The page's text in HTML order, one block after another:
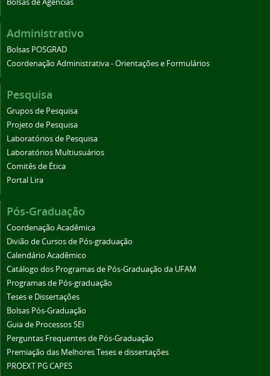
Bolsas de Agências
Administrativo
Bolsas POSGRAD
Coordenação Administrativa - Orientações e Formulários
Pesquisa
Grupos de Pesquisa
Projeto de Pesquisa
Laboratórios de Pesquisa
Laboratórios Multiusuários
Comitês de Ética
Portal Lira
Pós-Graduação
Coordenação Acadêmica
Divião de Cursos de Pós-graduação
Calendário Acadêmico
Catálogo dos Programas de Pós-Graduação da UFAM
Programas de Pós-graduação
Teses e Dissertações
Bolsas Pós-Graduação
Guia de Processos SEI
Perguntas Frequentes de Pós-Graduação
Premiação das Melhores Teses e dissertações
PROEXT PG CAPES